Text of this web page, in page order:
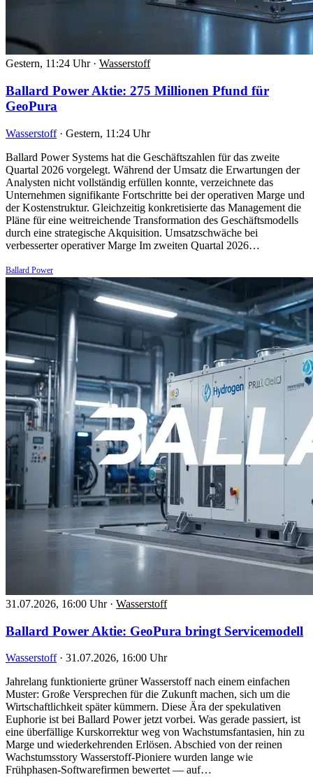
Gestern, 11:24 Uhr · Wasserstoff
Ballard Power Aktie: 275 Millionen Pfund für
GeoPura
Wasserstoff · Gestern, 11:24 Uhr
Ballard Power Systems hat die Geschäftszahlen für das zweite
Quartal 2026 vorgelegt. Während der Umsatz die Erwartungen der
Analysten nicht vollständig erfüllen konnte, verzeichnete das
Unternehmen signifikante Fortschritte bei der operativen Marge und
der Kostenstruktur. Gleichzeitig konkretisierte das Management die
Pläne für eine weitreichende Transformation des Geschäftsmodells
durch eine strategische Akquisition. Umsatzschwäche bei
verbesserter operativer Marge Im zweiten Quartal 2026…
Ballard Power
31.07.2026, 16:00 Uhr · Wasserstoff
Ballard Power Aktie: GeoPura bringt Servicemodell
Wasserstoff · 31.07.2026, 16:00 Uhr
Jahrelang funktionierte grüner Wasserstoff nach einem einfachen
Muster: Große Versprechen für die Zukunft machen, sich um die
Wirtschaftlichkeit später kümmern. Diese Ära der spekulativen
Euphorie ist bei Ballard Power jetzt vorbei. Was gerade passiert, ist
eine überfällige Kurskorrektur weg von Wachstumsfantasien, hin zu
Marge und wiederkehrenden Erlösen. Abschied von der reinen
Wachstumsstory Wasserstoff-Pioniere wurden lange wie
Frühphasen-Softwarefirmen bewertet — auf…